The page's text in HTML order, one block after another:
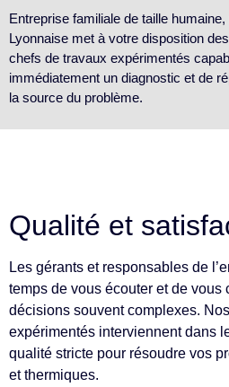
Entreprise familiale de taille
Lyonnaise met à votre disposition
chefs de travaux expérimentés
immédiatement un diagnostic et de
la source du problème.
Qualité et
Les gérants et responsables de
temps de vous écouter et de vous
décisions souvent complexes.
expérimentés interviennent dans
qualité stricte pour résoudre vos
et thermiques.